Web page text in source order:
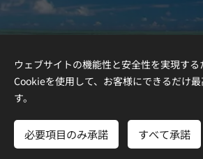
株式会社沖縄ハートス
Powered by Webnode
ウェブサイトの機能性と安全性を実現す
Cookieを使用して、お客様にできるだけ
す。
必要項目のみ承諾 すべて承諾